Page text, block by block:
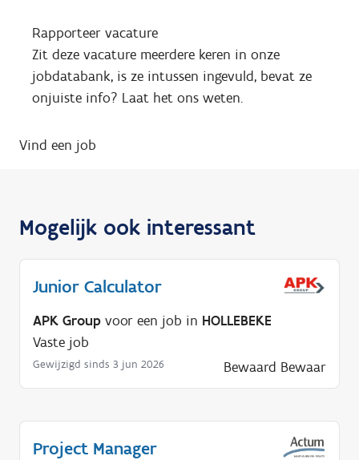
Rapporteer vacature
Zit deze vacature meerdere keren in onze
jobdatabank, is ze intussen ingevuld, bevat ze
onjuiste info? Laat het ons weten.
Vind een job
Mogelijk ook interessant
Junior Calculator
APK Group voor een job in HOLLEBEKE
Vaste job
Gewijzigd sinds 3 jun 2026 Bewaard Bewaar
Project Manager